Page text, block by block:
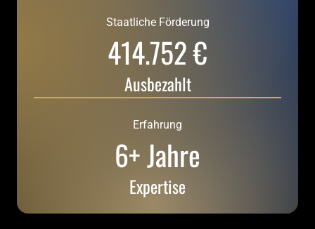
Staatliche Förderung
414.752 €
Ausbezahlt
Erfahrung
6+ Jahre
Expertise